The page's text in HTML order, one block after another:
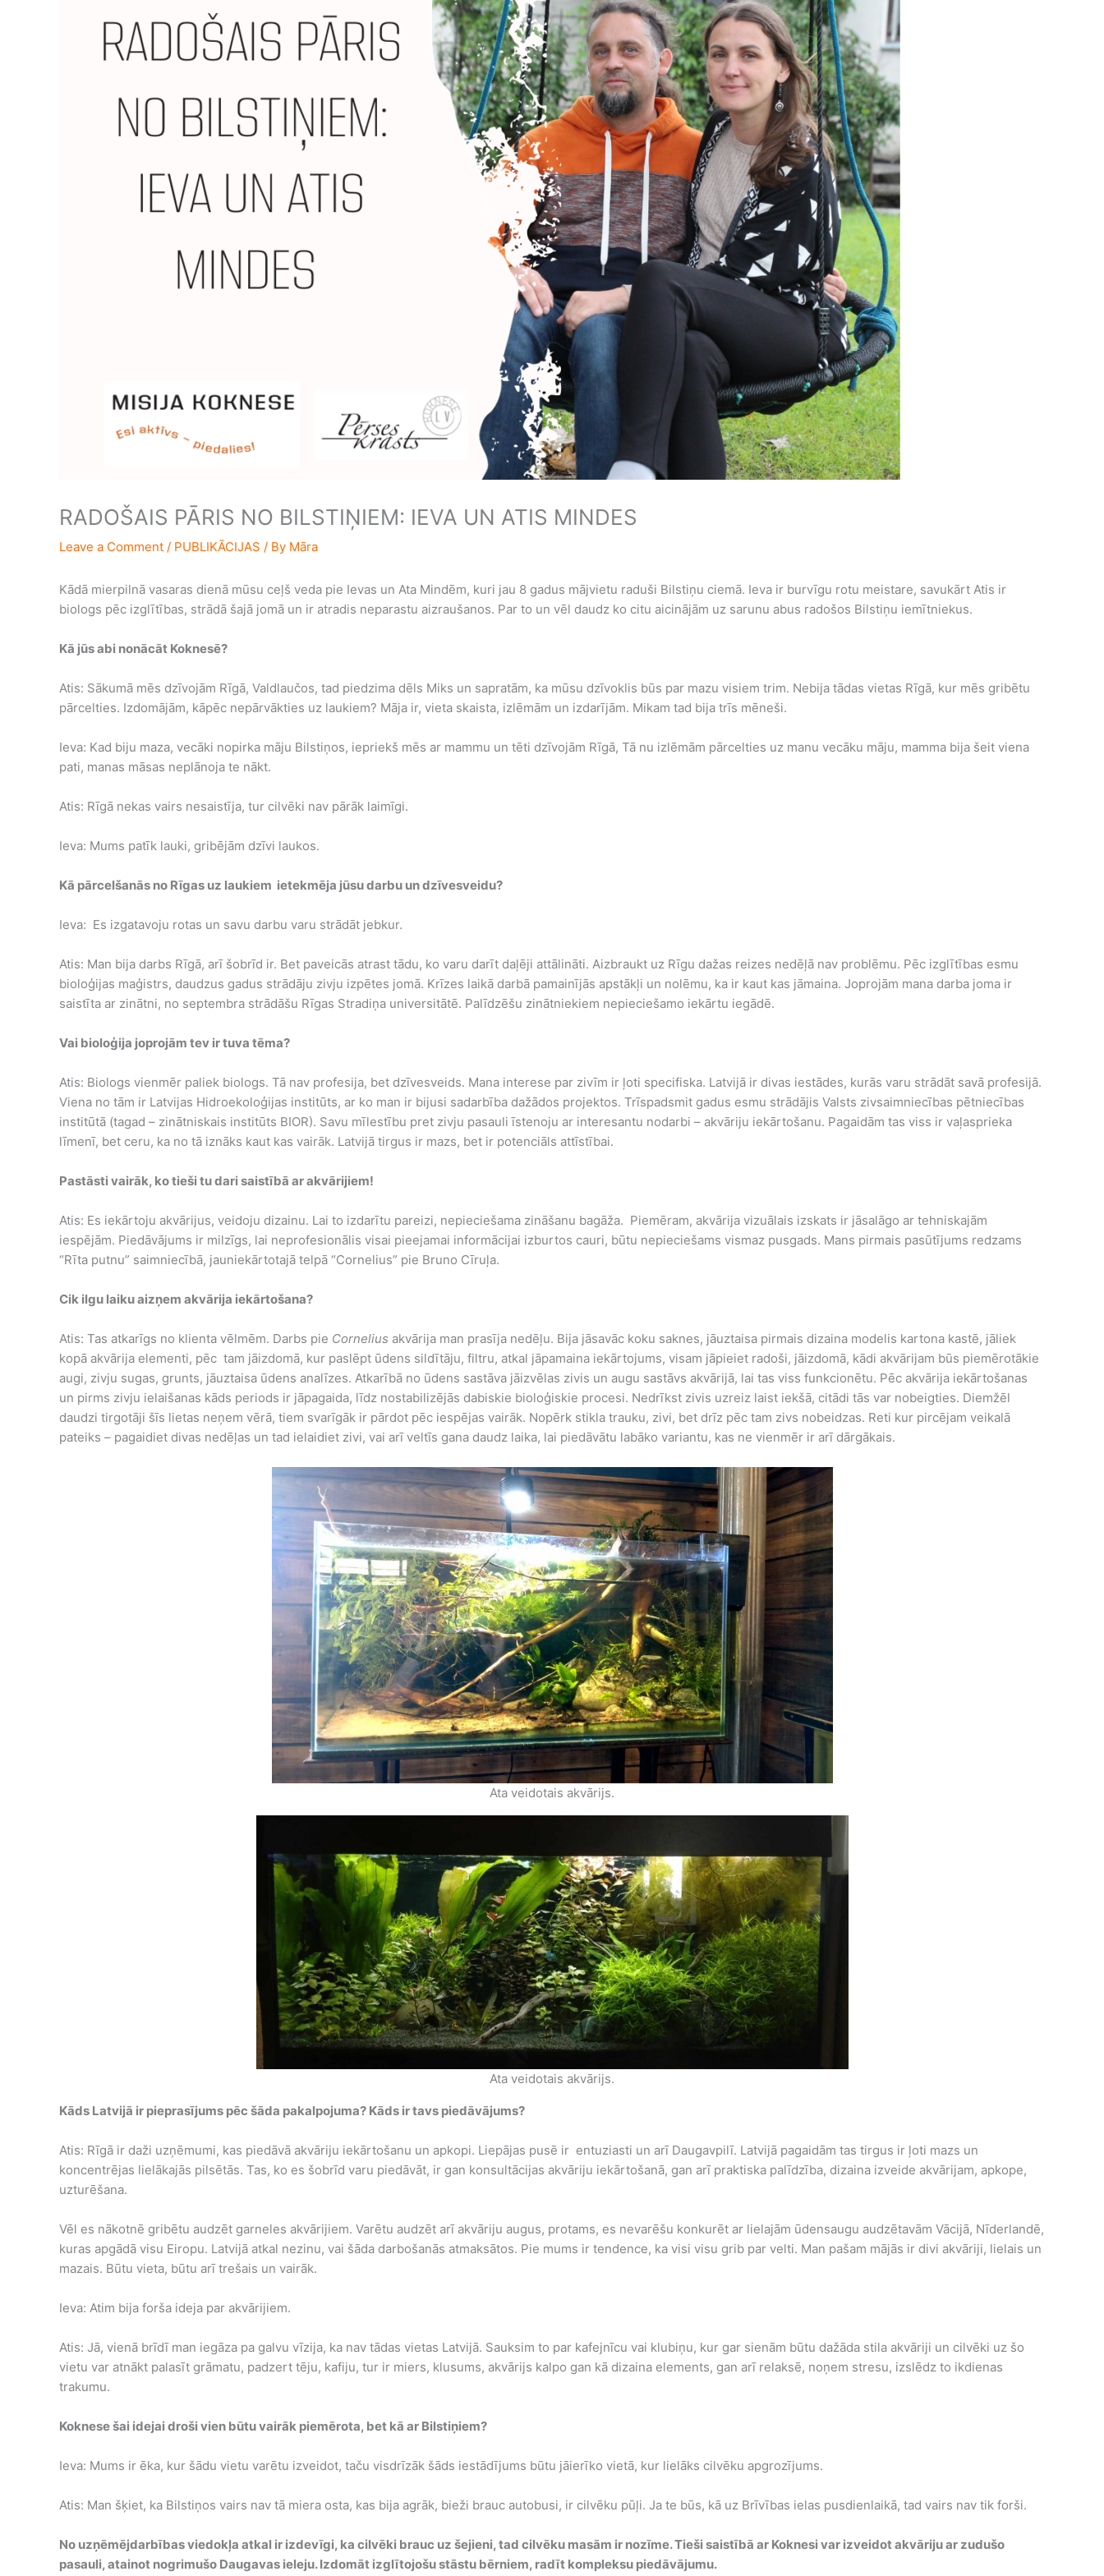
RADOŠAIS PĀRIS NO BILSTIŅIEM: IEVA UN ATIS MINDES
Leave a Comment / PUBLIKĀCIJAS / By Māra
Kādā mierpilnā vasaras dienā mūsu ceļš veda pie Ievas un Ata Mindēm, kuri jau 8 gadus mājvietu raduši Bilstiņu ciemā. Ieva ir burvīgu rotu meistare, savukārt Atis ir
biologs pēc izglītības, strādā šajā jomā un ir atradis neparastu aizraušanos. Par to un vēl daudz ko citu aicinājām uz sarunu abus radošos Bilstiņu iemītniekus.
Kā jūs abi nonācāt Koknesē?
Atis: Sākumā mēs dzīvojām Rīgā, Valdlaučos, tad piedzima dēls Miks un sapratām, ka mūsu dzīvoklis būs par mazu visiem trim. Nebija tādas vietas Rīgā, kur mēs gribētu
pārcelties. Izdomājām, kāpēc nepārvākties uz laukiem? Māja ir, vieta skaista, izlēmām un izdarījām. Mikam tad bija trīs mēneši.
Ieva: Kad biju maza, vecāki nopirka māju Bilstiņos, iepriekš mēs ar mammu un tēti dzīvojām Rīgā, Tā nu izlēmām pārcelties uz manu vecāku māju, mamma bija šeit viena
pati, manas māsas neplānoja te nākt.
Atis: Rīgā nekas vairs nesaistīja, tur cilvēki nav pārāk laimīgi.
Ieva: Mums patīk lauki, gribējām dzīvi laukos.
Kā pārcelšanās no Rīgas uz laukiem ietekmēja jūsu darbu un dzīvesveidu?
Ieva: Es izgatavoju rotas un savu darbu varu strādāt jebkur.
Atis: Man bija darbs Rīgā, arī šobrīd ir. Bet paveicās atrast tādu, ko varu darīt daļēji attālināti. Aizbraukt uz Rīgu dažas reizes nedēļā nav problēmu. Pēc izglītības esmu
bioloģijas maģistrs, daudzus gadus strādāju zivju izpētes jomā. Krīzes laikā darbā pamainījās apstākļi un nolēmu, ka ir kaut kas jāmaina. Joprojām mana darba joma ir
saistīta ar zinātni, no septembra strādāšu Rīgas Stradiņa universitātē. Palīdzēšu zinātniekiem nepieciešamo iekārtu iegādē.
Vai bioloģija joprojām tev ir tuva tēma?
Atis: Biologs vienmēr paliek biologs. Tā nav profesija, bet dzīvesveids. Mana interese par zivīm ir ļoti specifiska. Latvijā ir divas iestādes, kurās varu strādāt savā profesijā.
Viena no tām ir Latvijas Hidroekoloģijas institūts, ar ko man ir bijusi sadarbība dažādos projektos. Trīspadsmit gadus esmu strādājis Valsts zivsaimniecības pētniecības
institūtā (tagad – zinātniskais institūts BIOR). Savu mīlestību pret zivju pasauli īstenoju ar interesantu nodarbi – akvāriju iekārtošanu. Pagaidām tas viss ir vaļasprieka
līmenī, bet ceru, ka no tā iznāks kaut kas vairāk. Latvijā tirgus ir mazs, bet ir potenciāls attīstībai.
Pastāsti vairāk, ko tieši tu dari saistībā ar akvārijiem!
Atis: Es iekārtoju akvārijus, veidoju dizainu. Lai to izdarītu pareizi, nepieciešama zināšanu bagāža. Piemēram, akvārija vizuālais izskats ir jāsalāgo ar tehniskajām
iespējām. Piedāvājums ir milzīgs, lai neprofesionālis visai pieejamai informācijai izburtos cauri, būtu nepieciešams vismaz pusgads. Mans pirmais pasūtījums redzams
“Rīta putnu” saimniecībā, jauniekārtotajā telpā “Cornelius” pie Bruno Cīruļa.
Cik ilgu laiku aizņem akvārija iekārtošana?
Atis: Tas atkarīgs no klienta vēlmēm. Darbs pie Cornelius akvārija man prasīja nedēļu. Bija jāsavāc koku saknes, jāuztaisa pirmais dizaina modelis kartona kastē, jāliek
kopā akvārija elementi, pēc tam jāizdomā, kur paslēpt ūdens sildītāju, filtru, atkal jāpamaina iekārtojums, visam jāpieiet radoši, jāizdomā, kādi akvārijam būs piemērotākie
augi, zivju sugas, grunts, jāuztaisa ūdens analīzes. Atkarībā no ūdens sastāva jāizvēlas zivis un augu sastāvs akvārijā, lai tas viss funkcionētu. Pēc akvārija iekārtošanas
un pirms zivju ielaišanas kāds periods ir jāpagaida, līdz nostabilizējās dabiskie bioloģiskie procesi. Nedrīkst zivis uzreiz laist iekšā, citādi tās var nobeigties. Diemžēl
daudzi tirgotāji šīs lietas neņem vērā, tiem svarīgāk ir pārdot pēc iespējas vairāk. Nopērk stikla trauku, zivi, bet drīz pēc tam zivs nobeidzas. Reti kur pircējam veikalā
pateiks – pagaidiet divas nedēļas un tad ielaidiet zivi, vai arī veltīs gana daudz laika, lai piedāvātu labāko variantu, kas ne vienmēr ir arī dārgākais.
Ata veidotais akvārijs.
Ata veidotais akvārijs.
Kāds Latvijā ir pieprasījums pēc šāda pakalpojuma? Kāds ir tavs piedāvājums?
Atis: Rīgā ir daži uzņēmumi, kas piedāvā akvāriju iekārtošanu un apkopi. Liepājas pusē ir entuziasti un arī Daugavpilī. Latvijā pagaidām tas tirgus ir ļoti mazs un
koncentrējas lielākajās pilsētās. Tas, ko es šobrīd varu piedāvāt, ir gan konsultācijas akvāriju iekārtošanā, gan arī praktiska palīdzība, dizaina izveide akvārijam, apkope,
uzturēšana.
Vēl es nākotnē gribētu audzēt garneles akvārijiem. Varētu audzēt arī akvāriju augus, protams, es nevarēšu konkurēt ar lielajām ūdensaugu audzētavām Vācijā, Nīderlandē,
kuras apgādā visu Eiropu. Latvijā atkal nezinu, vai šāda darbošanās atmaksātos. Pie mums ir tendence, ka visi visu grib par velti. Man pašam mājās ir divi akvāriji, lielais un
mazais. Būtu vieta, būtu arī trešais un vairāk.
Ieva: Atim bija forša ideja par akvārijiem.
Atis: Jā, vienā brīdī man iegāza pa galvu vīzija, ka nav tādas vietas Latvijā. Sauksim to par kafejnīcu vai klubiņu, kur gar sienām būtu dažāda stila akvāriji un cilvēki uz šo
vietu var atnākt palasīt grāmatu, padzert tēju, kafiju, tur ir miers, klusums, akvārijs kalpo gan kā dizaina elements, gan arī relaksē, noņem stresu, izslēdz to ikdienas
trakumu.
Koknese šai idejai droši vien būtu vairāk piemērota, bet kā ar Bilstiņiem?
Ieva: Mums ir ēka, kur šādu vietu varētu izveidot, taču visdrīzāk šāds iestādījums būtu jāierīko vietā, kur lielāks cilvēku apgrozījums.
Atis: Man šķiet, ka Bilstiņos vairs nav tā miera osta, kas bija agrāk, bieži brauc autobusi, ir cilvēku pūļi. Ja te būs, kā uz Brīvības ielas pusdienlaikā, tad vairs nav tik forši.
No uzņēmējdarbības viedokļa atkal ir izdevīgi, ka cilvēki brauc uz šejieni, tad cilvēku masām ir nozīme. Tieši saistībā ar Koknesi var izveidot akvāriju ar zudušo
pasauli, atainot nogrimušo Daugavas ieleju. Izdomāt izglītojošu stāstu bērniem, radīt kompleksu piedāvājumu.